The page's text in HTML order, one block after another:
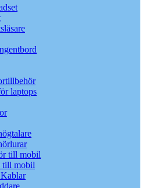
laptops
till mobil
till mobil